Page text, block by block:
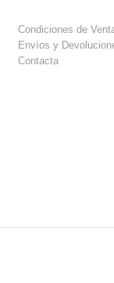
Condiciones de
Envíos y
Contacta